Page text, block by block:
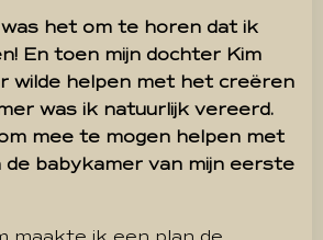
het om te horen dat ik
En toen mijn dochter Kim
wilde helpen met het creëren
was ik natuurlijk vereerd.
mee te mogen helpen met
babykamer van mijn eerste